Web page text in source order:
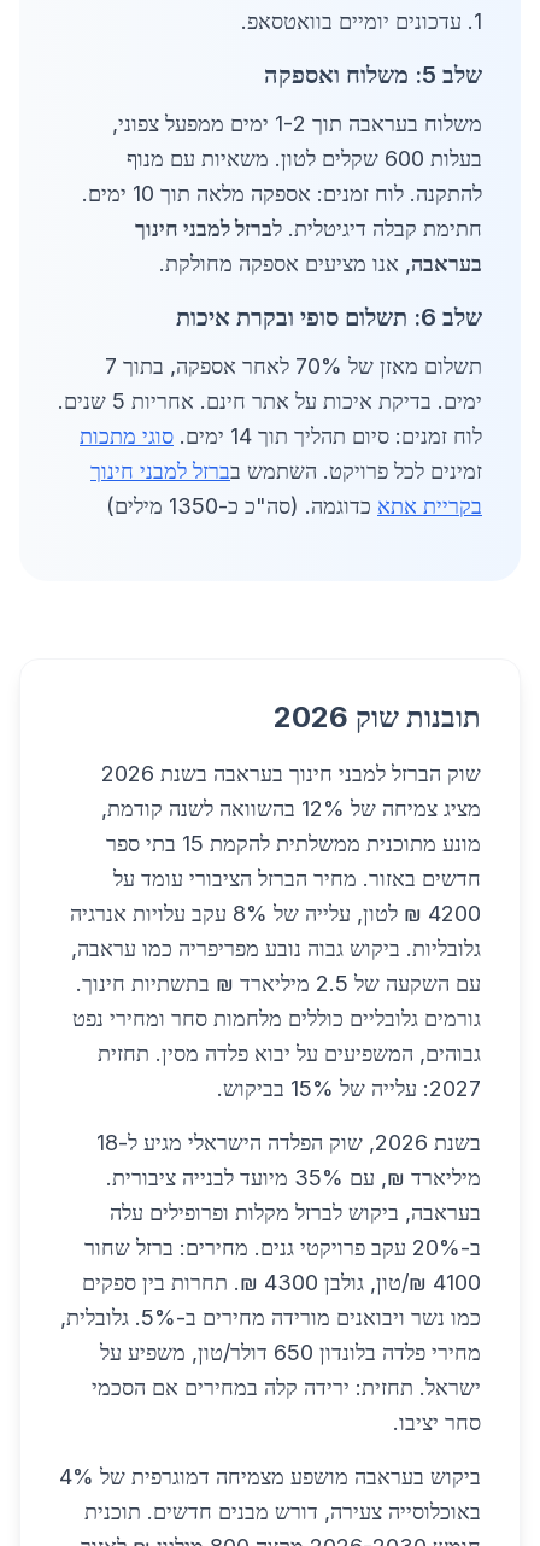
1. עדכונים יומיים בוואטסאפ.
שלב 5: משלוח ואספקה
משלוח בעראבה תוך 1-2 ימים ממפעל צפוני,
בעלות 600 שקלים לטון. משאיות עם מנוף
להתקנה. לוח זמנים: אספקה מלאה תוך 10 ימים.
חתימת קבלה דיגיטלית. לברזל למבני חינוך
בעראבה, אנו מציעים אספקה מחולקת.
שלב 6: תשלום סופי ובקרת איכות
תשלום מאזן של 70% לאחר אספקה, בתוך 7
ימים. בדיקת איכות על אתר חינם. אחריות 5 שנים.
לוח זמנים: סיום תהליך תוך 14 ימים.
סוגי מתכות
זמינים לכל פרויקט. השתמש בברזל למבני חינוך
בקריית אתא כדוגמה. (סה"כ כ-1350 מילים)
תובנות שוק 2026
שוק הברזל למבני חינוך בעראבה בשנת 2026
מציג צמיחה של 12% בהשוואה לשנה קודמת,
מונע מתוכנית ממשלתית להקמת 15 בתי ספר
חדשים באזור. מחיר הברזל הציבורי עומד על
4200 ₪ לטון, עלייה של 8% עקב עלויות אנרגיה
גלובליות. ביקוש גבוה נובע מפריפריה כמו עראבה,
עם השקעה של 2.5 מיליארד ₪ בתשתיות חינוך.
גורמים גלובליים כוללים מלחמות סחר ומחירי נפט
גבוהים, המשפיעים על יבוא פלדה מסין. תחזית
2027: עלייה של 15% בביקוש.
בשנת 2026, שוק הפלדה הישראלי מגיע ל-18
מיליארד ₪, עם 35% מיועד לבנייה ציבורית.
בעראבה, ביקוש לברזל מקלות ופרופילים עלה
ב-20% עקב פרויקטי גנים. מחירים: ברזל שחור
4100 ₪/טון, גולבן 4300 ₪. תחרות בין ספקים
כמו נשר ויבואנים מורידה מחירים ב-5%. גלובלית,
מחירי פלדה בלונדון 650 דולר/טון, משפיע על
ישראל. תחזית: ירידה קלה במחירים אם הסכמי
סחר יציבו.
ביקוש בעראבה מושפע מצמיחה דמוגרפית של 4%
באוכלוסייה צעירה, דורש מבנים חדשים. תוכנית